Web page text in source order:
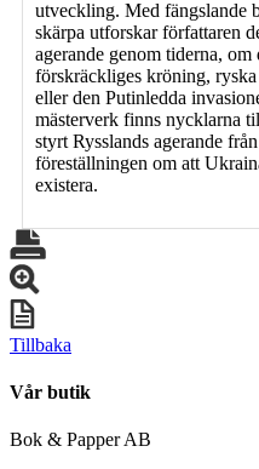
utveckling. Med fängslande
skärpa utforskar författaren
agerande genom tiderna,
förskräckliges kröning,
eller den Putinledda
mästerverk finns nycklarna
styrt Rysslands agerande
föreställningen om att
existera.
Tillbaka
Vår butik
Bok & Papper AB